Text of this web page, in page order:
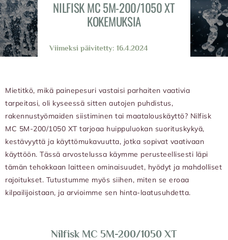
NILFISK MC 5M-200/1050 XT
KOKEMUKSIA
Viimeksi päivitetty: 16.4.2024
Mietitkö, mikä painepesuri vastaisi parhaiten vaativia
tarpeitasi, oli kyseessä sitten autojen puhdistus,
rakennustyömaiden siistiminen tai maatalouskäyttö? Nilfisk
MC 5M-200/1050 XT tarjoaa huippuluokan suorituskykyä,
kestävyyttä ja käyttömukavuutta, jotka sopivat vaativaan
käyttöön. Tässä arvostelussa käymme perusteellisesti läpi
tämän tehokkaan laitteen ominaisuudet, hyödyt ja mahdolliset
rajoitukset. Tutustumme myös siihen, miten se eroaa
kilpailijoistaan, ja arvioimme sen hinta-laatusuhdetta.
Nilfisk MC 5M-200/1050 XT